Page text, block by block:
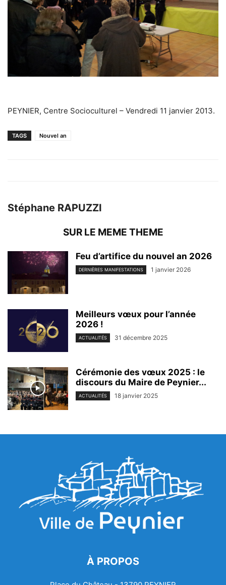
PEYNIER, Centre Socioculturel – Vendredi 11 janvier 2013.
TAGS Nouvel an
Stéphane RAPUZZI
SUR LE MEME THEME
Feu d’artifice du nouvel an 2026
DERNIÈRES MANIFESTATIONS 1 janvier 2026
Meilleurs vœux pour l’année
2026 !
ACTUALITÉS 31 décembre 2025
Cérémonie des vœux 2025 : le
discours du Maire de Peynier...
ACTUALITÉS 18 janvier 2025
À PROPOS